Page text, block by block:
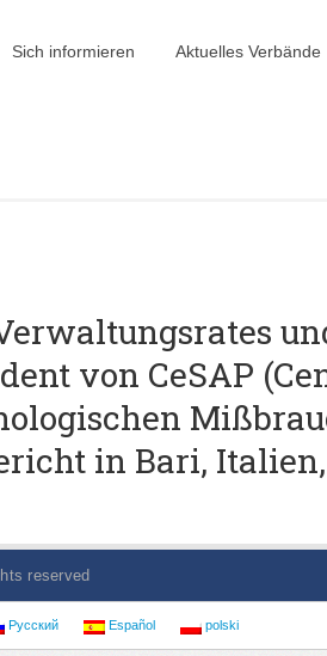
Sich informieren Aktuelles Verbände
von CeSAP
in Bari,
reserved
Русский Español polski